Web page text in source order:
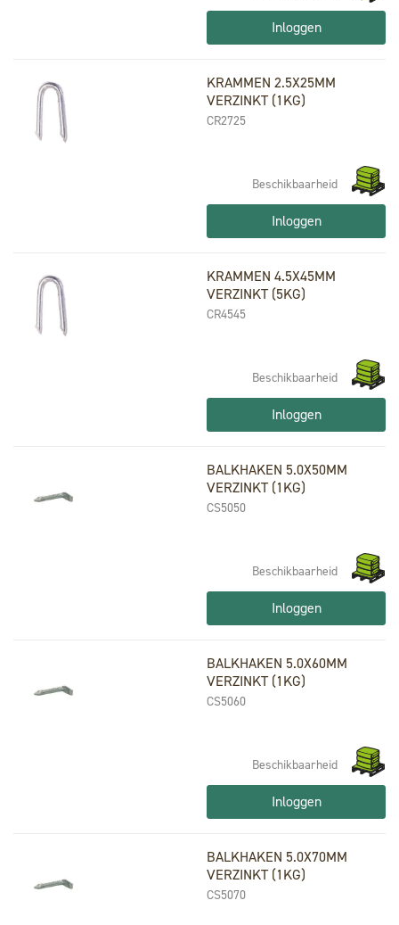
Inloggen
KRAMMEN 2.5X25MM
VERZINKT (1KG)
CR2725
Beschikbaarheid
Inloggen
KRAMMEN 4.5X45MM
VERZINKT (5KG)
CR4545
Beschikbaarheid
Inloggen
BALKHAKEN 5.0X50MM
VERZINKT (1KG)
CS5050
Beschikbaarheid
Inloggen
BALKHAKEN 5.0X60MM
VERZINKT (1KG)
CS5060
Beschikbaarheid
Inloggen
BALKHAKEN 5.0X70MM
VERZINKT (1KG)
CS5070